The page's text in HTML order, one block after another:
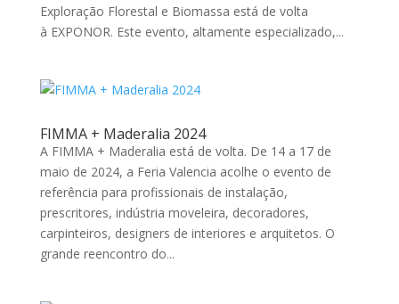
Exploração Florestal e Biomassa está de volta
à EXPONOR. Este evento, altamente especializado,...
FIMMA + Maderalia 2024
A FIMMA + Maderalia está de volta. De 14 a 17 de
maio de 2024, a Feria Valencia acolhe o evento de
referência para profissionais de instalação,
prescritores, indústria moveleira, decoradores,
carpinteiros, designers de interiores e arquitetos. O
grande reencontro do...